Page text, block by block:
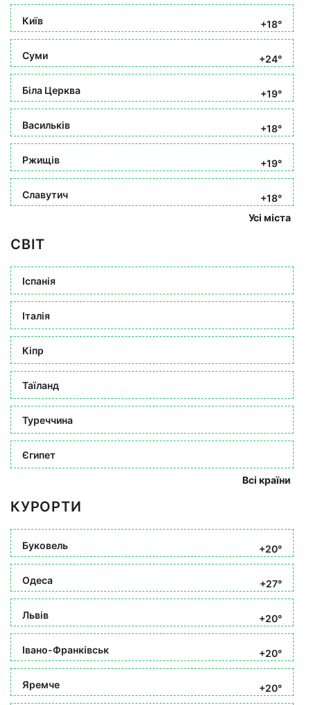
Київ +18°
Суми +24°
Біла Церква +19°
Васильків +18°
Ржищів +19°
Славутич
+18°
Усі міста
СВІТ
Іспанія
Італія
Кіпр
Таїланд
Туреччина
Єгипет
Всі країни
КУРОРТИ
Буковель +20°
Одеса +27°
Львів +20°
Івано-Франківськ +20°
Яремче +20°